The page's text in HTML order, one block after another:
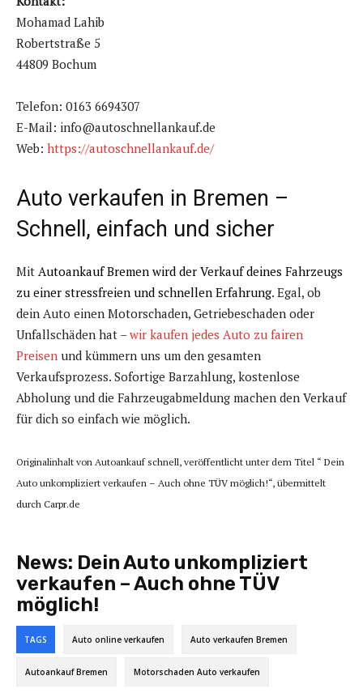
Mohamad Lahib
Robertstraße 5
44809 Bochum
Telefon: 0163 6694307
E-Mail: info@autoschnellankauf.de
Web: https://autoschnellankauf.de/
Auto verkaufen in Bremen –
Schnell, einfach und sicher
Mit Autoankauf Bremen wird der Verkauf deines Fahrzeugs
zu einer stressfreien und schnellen Erfahrung. Egal, ob
dein Auto einen Motorschaden, Getriebeschaden oder
Unfallschäden hat –wir kaufen jedes Auto zu fairen
Preisen und kümmern uns um den gesamten
Verkaufsprozess. Sofortige Barzahlung, kostenlose
Abholung und die Fahrzeugabmeldung machen den Verkauf
für dich so einfach wie möglich.
Originalinhalt von Autoankauf schnell, veröffentlicht unter dem Titel “ Dein
Auto unkompliziert verkaufen – Auch ohne TÜV möglich!“, übermittelt
durch Carpr.de
News: Dein Auto unkompliziert
verkaufen – Auch ohne TÜV
möglich!
TAGS Auto online verkaufen Auto verkaufen Bremen
Autoankauf Bremen Motorschaden Auto verkaufen